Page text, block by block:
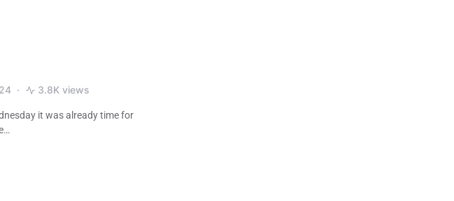
3.8K views
it was already time for